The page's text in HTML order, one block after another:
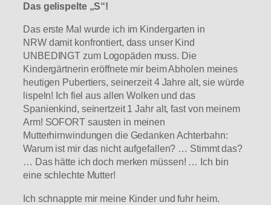
Das gelispelte „S“!
Das erste Mal wurde ich im Kindergarten in
NRW damit konfrontiert, dass unser Kind
UNBEDINGT zum Logopäden muss. Die
Kindergärtnerin eröffnete mir beim Abholen meines
heutigen Pubertiers, seinerzeit 4 Jahre alt, sie würde
lispeln! Ich fiel aus allen Wolken und das
Spanienkind, seinertzeit 1 Jahr alt, fast von meinem
Arm! SOFORT sausten in meinen
Mutterhirnwindungen die Gedanken Achterbahn:
Warum ist mir das nicht aufgefallen? … Stimmt das?
… Das hätte ich doch merken müssen! … Ich bin
eine schlechte Mutter!
Ich schnappte mir meine Kinder und fuhr heim.